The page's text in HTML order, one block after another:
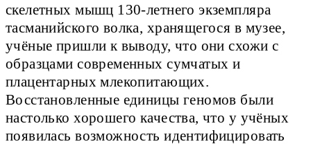
скелетных мышц 130-летнего экземпляра
тасманийского волка, хранящегося в музее,
учёные пришли к выводу, что они схожи с
образцами современных сумчатых и
плацентарных млекопитающих.
Восстановленные единицы геномов были
настолько хорошего качества, что у учёных
появилась возможность идентифицировать